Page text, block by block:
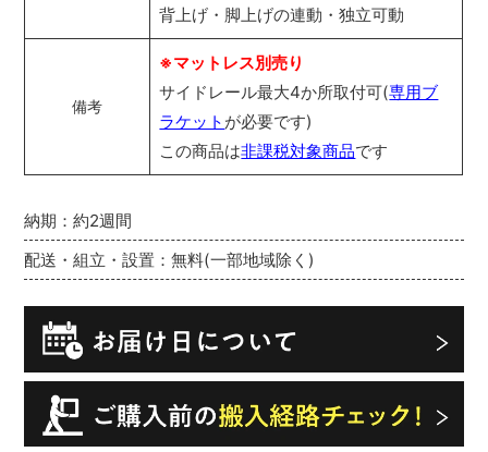
納期：約2週間
配送・組立・設置：無料(一部地域除く)
背上げ・脚上げの連動・独立可動
備考
※マットレス別売り
サイドレール最大4か所取付可(専用ブ
ラケット が必要です)
この商品は非課税対象商品です